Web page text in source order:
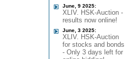
June, 9 2025:
XLIV. HSK-Auction -
results now online!
June, 3 2025:
XLIV. HSK-Auction
for stocks and bonds
- Only 3 days left for